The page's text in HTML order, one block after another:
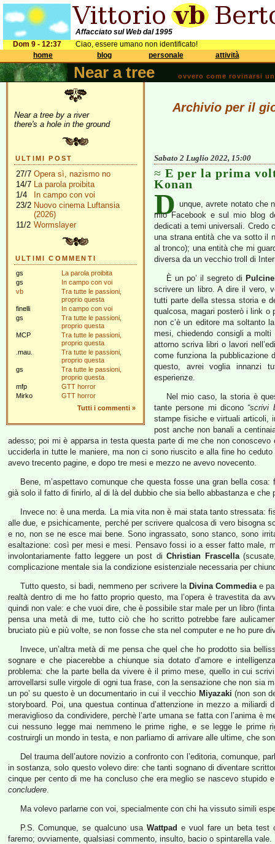
Affacciato sul Web dal 1995
Dom 9 - 12:37
Ciao, essere umano non identificato!
home
blog personale attività
Near a tree ovvero come rovinarsi
Near a tree by a river
there's a hole in the ground
ULTIMI POST
27/7 Opera sì, nazismo no
14/7 La parola proibita
1/4
In campo con voi
23/2 Nuovo cinema Luftansia
(2026)
11/2 Wormslayer
ULTIMI COMMENTI
gs
La parola proibita
gs
In campo con voi
vb
Tra tutte le passioni,
proprio questa
finelli
In campo con voi
gs
Tra tutte le passioni,
proprio questa
MCP
Tra tutte le passioni,
proprio questa
.mau.
Tra tutte le passioni,
proprio questa
gs
Tra tutte le passioni,
proprio questa
mfp
GTT horror
Mirko
GTT horror
Tutti i commenti »
Archivio per il
Sabato 2 Luglio 2022, 15:00
E per la prima
Konan
D unque, avrete notato che
mio Facebook e sul mio blog
dedicati a temi universali. Credo
una strana entità che va sotto il
al tronco); una entità che mi
diversa da un vecchio troll di
È un po’ il segreto di
scrivere un libro. A dire il vero,
tutti parte della stessa storia e
qualcosa, magari posterò i link o
non c’è un editore ma soltanto
mesi, chiedendo consigli a
attorno scriva libri o lavori
come funziona la pubblicazione
questo, avrei voglia innanzi
esperienze.
Nel mio caso, la storia è
tante persone mi dicono “scrivi
stampe fisiche e virtuali articoli,
post anche non banali a
adesso; poi mi è apparsa in testa questa parte di me che non
ucciderla in tutte le maniere, ma non ci sono riuscito e alla fine ho
avevo trecento pagine, e dopo tre mesi e mezzo ne avevo novecento.
Bene, m’aspettavo comunque che questa fosse una gran bella
già solo il fatto di finirlo, al di là del dubbio che sia bello abbastanza e
Invece no: è una merda. La mia vita non è mai stata tanto stressata:
alle due, e psichicamente, perché per scrivere qualcosa di vero bisogna
e no, non se ne esce mai bene. Sono ingrassato, sono stanco, sono
esaltazione: così per mesi e mesi. Pensavo fossi io a esser fatto male,
involontariamente fatto leggere un post diChristian Frascella
complicazione mentale sia la condizione esistenziale necessaria per
Tutto questo, si badi, nemmeno per scrivere la Divina Commediae
realtà dentro di me ho fatto proprio questo, ma l’opera è travestita da
quindi non vale: e che vuoi dire, che è possibile star male per un libro
pensa una metà di me, tutto ciò che ho scritto potrebbe fare
bruciato più e più volte, se non fosse che sta nel computer e ne ho pure
Invece, un’altra metà di me pensa che quel che ho prodotto sia
sognare e che piacerebbe a chiunque sia dotato d’amore e
problema: che la parte bella da vivere è il primo mese, quello in cui
arrovellarsi sulle virgole di ogni tua frase, con la sensazione che non sia
un po’ su questo è un documentario in cui il vecchio Miyazaki (non son
storyboard. Poi, una questua continua d’attenzione in mezzo a miliardi
meraviglioso da condividere, perchè l’arte umana se fatta con l’anima è
cui nessuno legge mai nemmeno le prime righe, e se legge le prime
costruirgli un mondo in testa, e non parliamo di arrivare alle ultime, che
Del trauma dell’autore novizio a confronto con l’editoria, comunque,
in sostanza, solo questo volevo dire: che tanti sognano di diventare
cinque per cento di me ha concluso che era meglio se nascevo stupido
concludere.
Ma volevo parlarne con voi, specialmente con chi ha vissuto simili
P.S. Comunque, se qualcuno usaWattpad e vuol fare un beta test
faremo; ovviamente, qualsiasi commento, insulto, bacio o spintarella vale.